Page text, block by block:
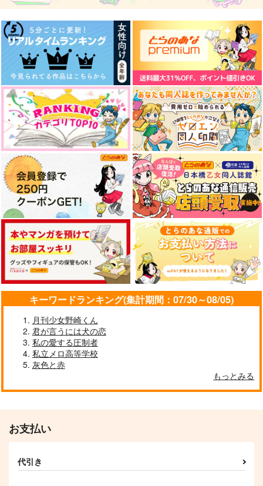
ながいゆめ
かんみや
550 円 （税込）
土井半助
作品詳細
二人にまつわるエトセ
トラ
まめかん屋
1,450円（税込）
澤村大地×菅原孝支
サンプル
作品詳細
キーワードランキング(集計期間：07/30～08/05)
月刊少女野崎くん
君が言うには犬の恋
私の愛する圧制者
私立メロ高等学校
灰色と赤
もっとみる
お支払い
代引き